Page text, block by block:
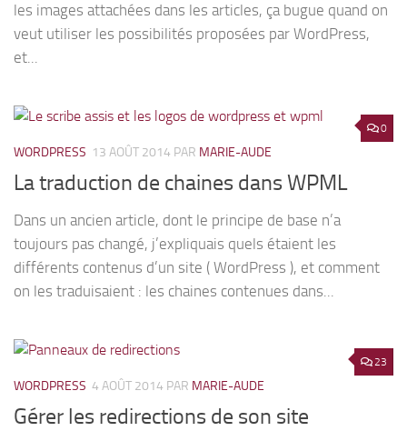
les images attachées dans les articles, ça bugue quand on
veut utiliser les possibilités proposées par WordPress,
et...
0
WORDPRESS 13 AOÛT 2014 PAR MARIE-AUDE
La traduction de chaines dans WPML
Dans un ancien article, dont le principe de base n’a
toujours pas changé, j’expliquais quels étaient les
différents contenus d’un site ( WordPress ), et comment
on les traduisaient : les chaines contenues dans...
23
WORDPRESS 4 AOÛT 2014 PAR MARIE-AUDE
Gérer les redirections de son site